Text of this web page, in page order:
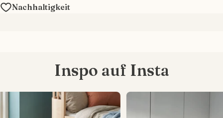
Nachhaltigkeit
Inspo auf Insta